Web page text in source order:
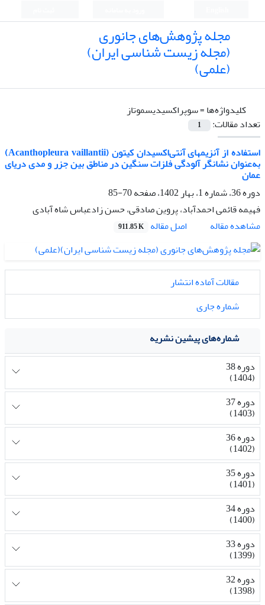
مجله پژوهش‌های جانوری
(مجله زیست شناسی ایران)
(علمی)
کلیدواژه‌ها =سوپراکسیدیسموتاز
تعداد مقالات:
1
استفاده از آنزیم‎های آنتی‌اکسیدان کیتون (Acanthopleura vaillantii)
به‌عنوان نشانگر آلودگی فلزات سنگین در مناطق بین جزر و مدی دریای
عمان
دوره 36، شماره 1، بهار 1402، صفحه
70-85
فهیمه قائمی احمدآباد، پروین صادقی، حسن زادعباس شاه آبادی
مشاهده مقاله
اصل مقاله 911.85 K
مقالات آماده انتشار
شماره جاری
شماره‌های پیشین نشریه
دوره 38
(1404)
دوره 37
(1403)
دوره 36
(1402)
دوره 35
(1401)
دوره 34
(1400)
دوره 33
(1399)
دوره 32
(1398)